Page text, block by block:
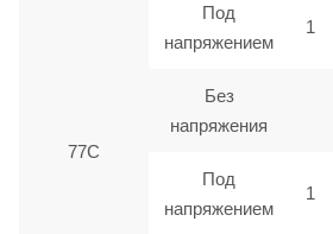
Под
напряжением
1
77С
Без
напряжения
Под
напряжением
1